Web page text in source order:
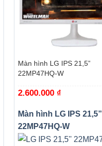
Màn hình LG IPS 21,5”
22MP47HQ-W
2.600.000 ₫
Màn hình LG IPS 21,5”
22MP47HQ-W